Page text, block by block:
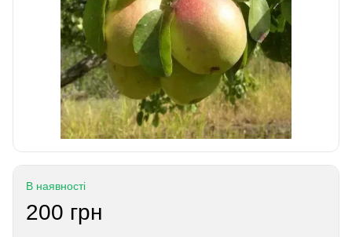
В наявності
200 грн